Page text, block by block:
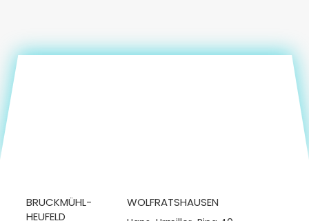
BRUCKMÜHL-
HEUFELD
WOLFRATSHAUSEN